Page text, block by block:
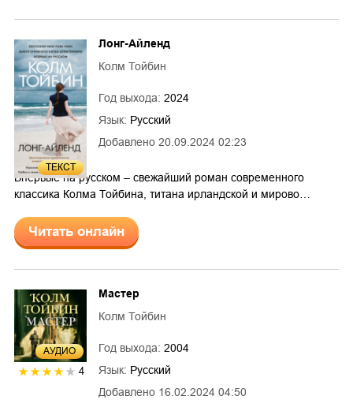
ТЕКСТ
3
Добавлено 20.09.2024 02:23
Лонг-Айленд
Колм Тойбин
Год выхода: 2024
Язык: Русский
Впервые на русском – свежайший роман современного
классика Колма Тойбина, титана ирландской и мирово…
Читать онлайн
AУДИО
4
Добавлено 16.02.2024 04:50
Мастер
Колм Тойбин
Год выхода: 2004
Язык: Русский